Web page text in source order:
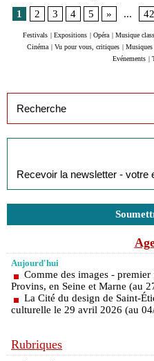
1
2 3 4 5 » ... 42
Festivals Expositions Opéra Musique
Cinéma
Vu pour vous, critiques Musiques
Evénements
Aujourd'hui
Comme des images -
Provins, en Seine et Marne (au
La Cité du design de Saint-
culturelle le 29 avril 2026 (au
Rubriques